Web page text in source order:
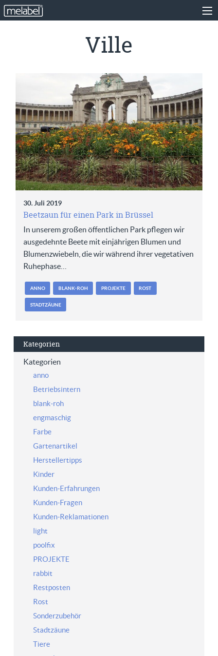
Ville
30. Juli 2019
Beetzaun für einen Park in Brüssel
In unserem großen öffentlichen Park pflegen wir
ausgedehnte Beete mit einjährigen Blumen und
Blumenzwiebeln, die wir während ihrer vegetativen
Ruhephase…
ANNO BLANK-ROH PROJEKTE ROST
STADTZÄUNE
Kategorien
Kategorien
anno
Betriebsintern
blank-roh
engmaschig
Farbe
Gartenartikel
Herstellertipps
Kinder
Kunden-Erfahrungen
Kunden-Fragen
Kunden-Reklamationen
light
poolfix
PROJEKTE
rabbit
Restposten
Rost
Sonderzubehör
Stadtzäune
Tiere